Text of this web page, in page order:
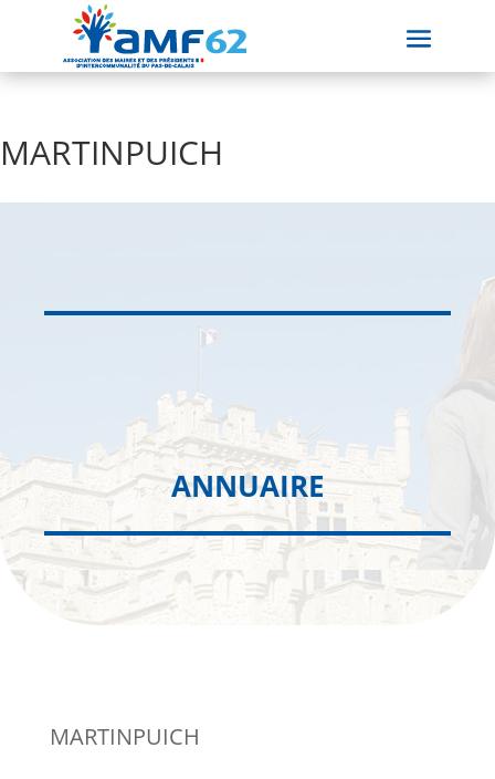
MARTINPUICH
ANNUAIRE
MARTINPUICH